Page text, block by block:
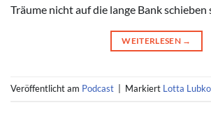
Träume nicht auf die lange Bank schieben
WEITERLESEN →
Veröffentlicht am Podcast Markiert Lotta